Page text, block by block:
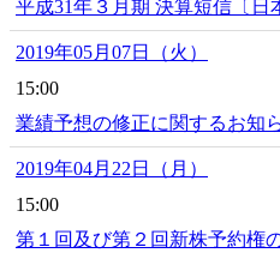
平成31年３月期 決算短信〔日
2019年05月07日（火）
15:00
業績予想の修正に関するお知
2019年04月22日（月）
15:00
第１回及び第２回新株予約権